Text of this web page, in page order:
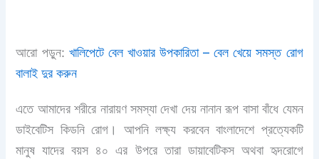
আরো পড়ুন: খালিপেটে বেল খাওয়ার উপকারিতা – বেল খেয়ে সমস্ত রোগ
বালাই দুর করুন
এতে আমাদের শরীরে নারায়ণ সমস্যা দেখা দেয় নানান রূপ বাসা বাঁধে যেমন
ডাইবেটিস কিডনি রোগ। আপনি লক্ষ্য করবেন বাংলাদেশে প্রত্যেকটি
মানুষ যাদের বয়স ৪০ এর উপরে তারা ডায়াবেটিকস অথবা হৃদরোগে